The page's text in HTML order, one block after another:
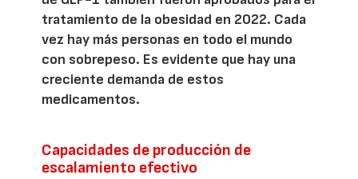
tratamiento de la obesidad en 2022. Cada
vez hay más personas en todo el mundo
con sobrepeso. Es evidente que hay una
creciente demanda de estos
medicamentos.
Capacidades de producción de
escalamiento efectivo